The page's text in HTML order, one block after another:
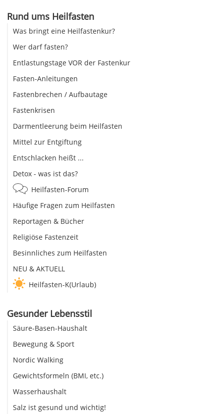
Rund ums Heilfasten
Was bringt eine Heilfastenkur?
Wer darf fasten?
Entlastungstage VOR der Fastenkur
Fasten-Anleitungen
Fastenbrechen / Aufbautage
Fastenkrisen
Darmentleerung beim Heilfasten
Mittel zur Entgiftung
Entschlacken heißt ...
Detox - was ist das?
Heilfasten-Forum
Häufige Fragen zum Heilfasten
Reportagen & Bücher
Religiöse Fastenzeit
Besinnliches zum Heilfasten
NEU & AKTUELL
Heilfasten-K(Urlaub)
Gesunder Lebensstil
Säure-Basen-Haushalt
Bewegung & Sport
Nordic Walking
Gewichtsformeln (BMI, etc.)
Wasserhaushalt
Salz ist gesund und wichtig!